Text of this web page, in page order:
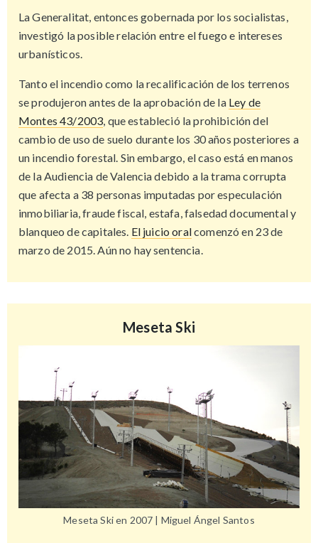
La Generalitat, entonces gobernada por los socialistas,
investigó la posible relación entre el fuego e intereses
urbanísticos.
Tanto el incendio como la recalificación de los terrenos
se produjeron antes de la aprobación de la Ley de
Montes 43/2003 , que estableció la prohibición del
cambio de uso de suelo durante los 30 años posteriores a
un incendio forestal. Sin embargo, el caso está en manos
de la Audiencia de Valencia debido a la trama corrupta
que afecta a 38 personas imputadas por especulación
inmobiliaria, fraude fiscal, estafa, falsedad documental y
blanqueo de capitales. El juicio oralcomenzó en 23 de
marzo de 2015. Aún no hay sentencia.
Meseta Ski
Meseta Ski en 2007 | Miguel Ángel Santos